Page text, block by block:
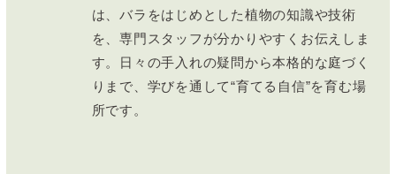
は、バラをはじめとした植物の知識や技術
を、専門スタッフが分かりやすくお伝えしま
す。日々の手入れの疑問から本格的な庭づく
りまで、学びを通して“育てる自信”を育む場
所です。